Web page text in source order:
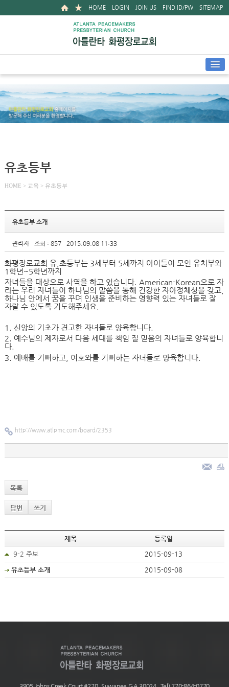
HOME LOGIN JOIN US FIND ID/PW SITEMAP
유초등부
HOME > 교육 > 유초등부
유초등부 소개
관리자 조회 : 857 2015.09.08 11:33
화평장로교회 유, 초등부는 3세부터 5세까지 아이들이 모인 유치부와
1학년 ~5학년까지
자녀들을 대상으로 사역을 하고 있습니다. American-Korean으로 자
라는 우리 자녀들이 하나님의 말씀을 통해 건강한 자아정체성을 갖고,
하나님 안에서 꿈을 꾸며 인생을 준비하는 영향력 있는 자녀들로 잘
자랄 수 있도록 기도해주세요.
1. 신앙의 기초가 견고한 자녀들로 양육합니다.
2. 예수님의 제자로서 다음 세대를 책임 질 믿음의 자녀들로 양육합니
다.
3. 예배를 기뻐하고 여호와를 기뻐하는 자녀들로 양육합니다.
http://www.atlpmc.com/board/2353
목록
답변 쓰기
제목
등록일
9-2 주보
2015-09-13
유초등부 소개 2015-09-08